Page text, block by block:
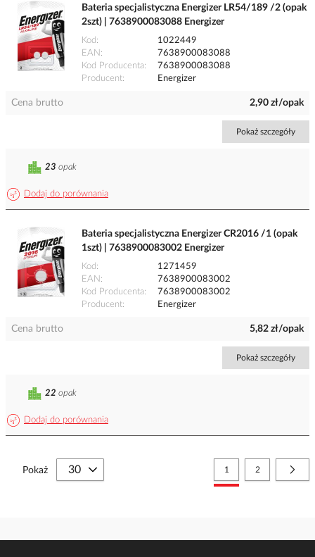
Bateria specjalistyczna Energizer LR54/189 /2 (opak
2szt) | 7638900083088 Energizer
Kod
1022449
EAN
7638900083088
Kod Producenta
7638900083088
Producent
Energizer
Cena brutto 2,90 zł/opak
Pokaż szczegóły
Dodaj do porównania
23 opak
Bateria specjalistyczna Energizer CR2016 /1 (opak
1szt) | 7638900083002 Energizer
Kod
1271459
EAN
7638900083002
Kod Producenta
7638900083002
Producent
Energizer
Cena brutto 5,82 zł/opak
Pokaż szczegóły
Dodaj do porównania
22 opak
Strona
Aktualnie czytasz stronę
1 Strona
2
Pokaż